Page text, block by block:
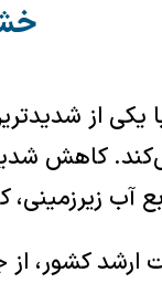
با یکی از
کاهش
آب
ارشد کشور،